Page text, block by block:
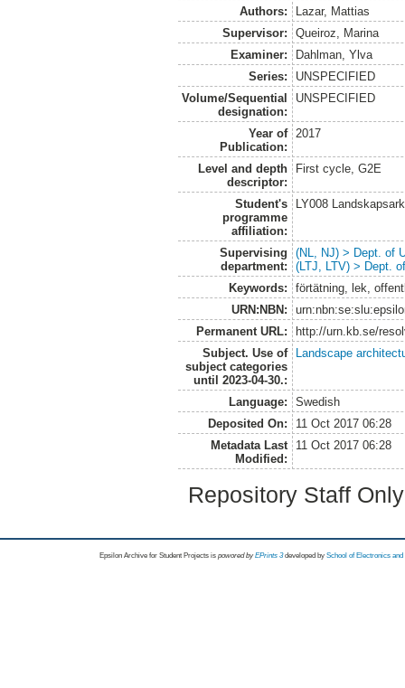
Authors:
Lazar, Mattias
Supervisor:
Queiroz, Marina
Examiner:
Dahlman, Ylva
Series:
UNSPECIFIED
Volume/Sequential
designation:
UNSPECIFIED
Year of
Publication:
2017
Level and depth
descriptor:
First cycle, G2E
Student's
programme
affiliation:
LY008
Supervising
department:
(NL, NJ) > Dept. of
(LTJ, LTV) > Dept.
Keywords:
förtätning, lek,
URN:NBN:
Permanent URL:
http://urn.kb.se/
Subject. Use of
subject categories
until 2023-04-30.:
Landscape
Language:
Swedish
Deposited On:
11 Oct 2017 06:28
Metadata Last
Modified:
11 Oct 2017 06:28
Repository Staff
Epsilon Archive for Student Projects is powored byEPrints 3 developed by School of Electronics